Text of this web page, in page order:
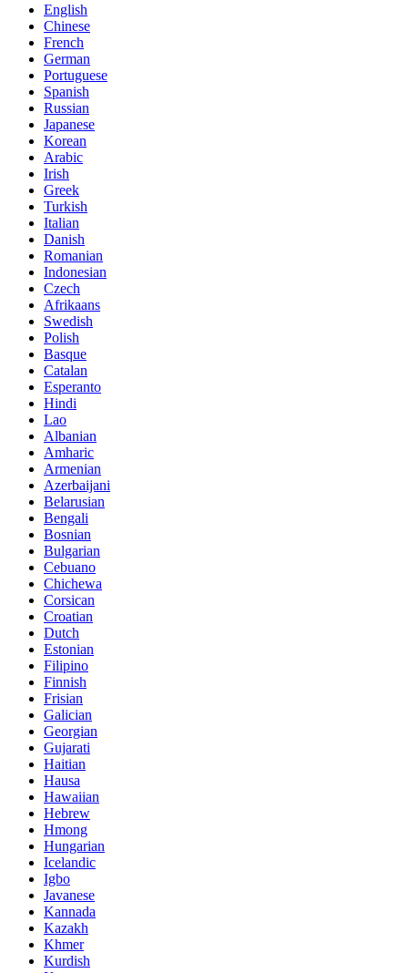
English
Chinese
French
German
Portuguese
Spanish
Russian
Japanese
Korean
Arabic
Irish
Greek
Turkish
Italian
Danish
Romanian
Indonesian
Czech
Afrikaans
Swedish
Polish
Basque
Catalan
Esperanto
Hindi
Lao
Albanian
Amharic
Armenian
Azerbaijani
Belarusian
Bengali
Bosnian
Bulgarian
Cebuano
Chichewa
Corsican
Croatian
Dutch
Estonian
Filipino
Finnish
Frisian
Galician
Georgian
Gujarati
Haitian
Hausa
Hawaiian
Hebrew
Hmong
Hungarian
Icelandic
Igbo
Javanese
Kannada
Kazakh
Khmer
Kurdish